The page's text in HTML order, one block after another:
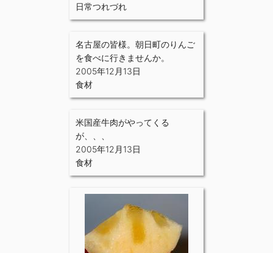
日常つれづれ
名古屋の皆様。朝日町のりんご
を食べに行きませんか。
2005年12月13日
食材
米国産牛肉がやってくる
が、、、
2005年12月13日
食材